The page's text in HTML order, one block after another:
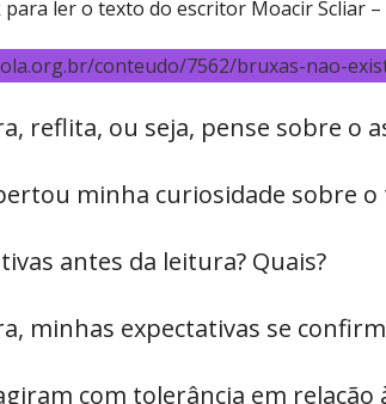
ler o texto do escritor Moacir Scliar –
conteudo/7562/bruxas-nao-
reflita, ou seja, pense sobre o
minha curiosidade sobre o
antes da leitura? Quais?
minhas expectativas se
com tolerância em relação